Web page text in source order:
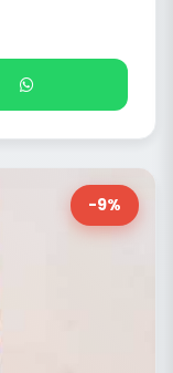
-9%